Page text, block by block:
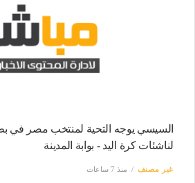
السيسي يوجه التحية لمنتخب مصر في
لناشئات كرة اليد - بوابة المدينة
غير مصنف منذ 7 ساعات